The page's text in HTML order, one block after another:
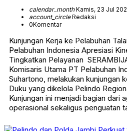
calendar_monthKamis, 23 Jul
account_circleRedaksi
0Komentar
Kunjungan Kerja ke Pelabuhan
Pelabuhan Indonesia Apresiasi
Tingkatkan Pelayanan
Komisaris Utama PT Pelabuhan
Suhartono, melakukan kunjungan
Duku yang dikelola Pelindo
Kunjungan ini menjadi bagian dari
operasional sekaligus penguatan